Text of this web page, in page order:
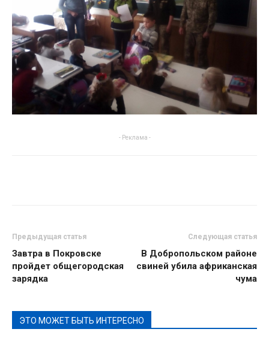
- Реклама -
Предыдущая статья
Завтра в Покровске
пройдет общегородская
зарядка
Следующая статья
В Добропольском районе
свиней убила африканская
чума
ЭТО МОЖЕТ БЫТЬ ИНТЕРЕСНО